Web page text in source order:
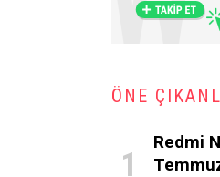
ÖNE
Redmi